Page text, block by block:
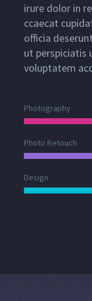
irure dolor in
ccaecat
officia
ut perspiciatis
voluptatem
Photography
Photo Retouch
Design